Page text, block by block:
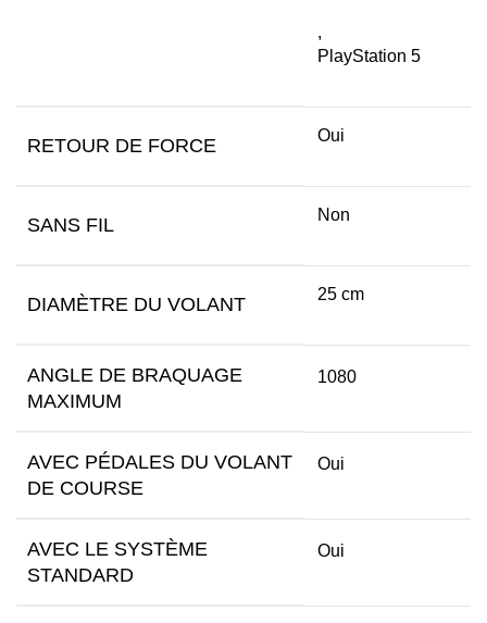
,
PlayStation 5
RETOUR DE FORCE Oui
SANS FIL Non
DIAMÈTRE DU VOLANT 25 cm
ANGLE DE BRAQUAGE
MAXIMUM
1080
AVEC PÉDALES DU VOLANT
DE COURSE
Oui
AVEC LE SYSTÈME
STANDARD
Oui